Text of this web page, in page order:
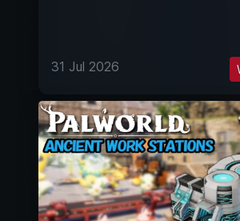
31 Jul 2026